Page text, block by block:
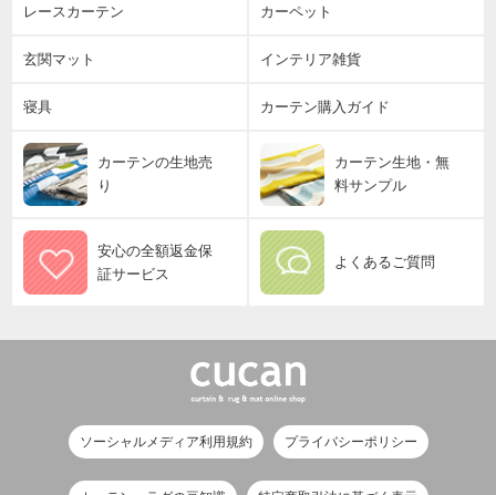
レースカーテン カーペット
玄関マット インテリア雑貨
寝具 カーテン購入ガイド
カーテンの生地売
り
カーテン生地・無
料サンプル
安心の全額返金保
証サービス
よくあるご質問
ソーシャルメディア利用規約 プライバシーポリシー